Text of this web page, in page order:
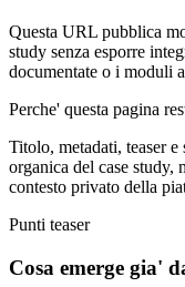
Questa URL pubblica
study senza esporre
documentate o i moduli
Perche' questa pagina
Titolo, metadati, teaser
organica del case study,
contesto privato della
Punti teaser
Cosa emerge gia'